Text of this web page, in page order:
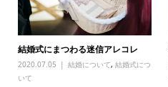
結婚式にまつわる迷信アレコレ
2020.07.05 結婚について, 結婚式につ
いて